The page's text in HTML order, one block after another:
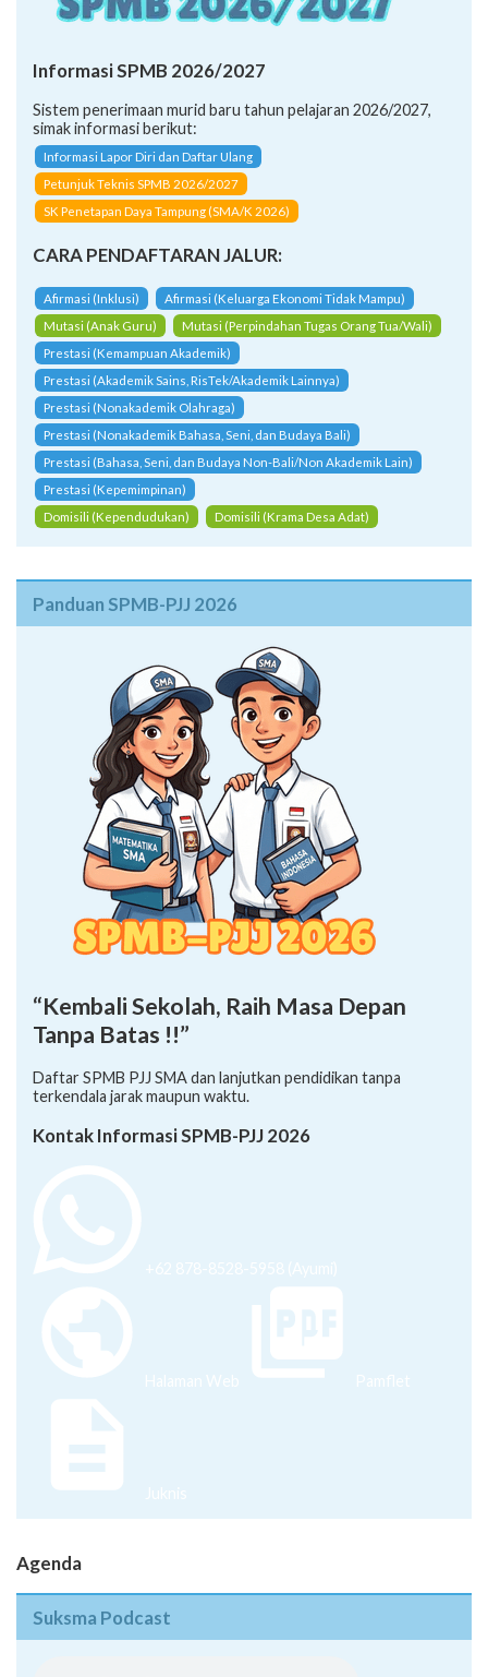
Informasi SPMB 2026/2027
Sistem penerimaan murid baru tahun pelajaran 2026/2027,
simak informasi berikut:
Informasi Lapor Diri dan Daftar Ulang
Petunjuk Teknis SPMB 2026/2027
SK Penetapan Daya Tampung (SMA/K 2026)
CARA PENDAFTARAN JALUR:
Afirmasi (Inklusi)
Afirmasi (Keluarga Ekonomi Tidak Mampu)
Mutasi (Anak Guru)
Mutasi (Perpindahan Tugas Orang Tua/Wali)
Prestasi (Kemampuan Akademik)
Prestasi (Akademik Sains, RisTek/Akademik Lainnya)
Prestasi (Nonakademik Olahraga)
Prestasi (Nonakademik Bahasa, Seni, dan Budaya Bali)
Prestasi (Bahasa, Seni, dan Budaya Non-Bali/Non Akademik Lain)
Prestasi (Kepemimpinan)
Domisili (Kependudukan)
Domisili (Krama Desa Adat)
Panduan SPMB-PJJ 2026
“Kembali Sekolah, Raih Masa Depan
Tanpa Batas !!”
Daftar SPMB PJJ SMA dan lanjutkan pendidikan tanpa
terkendala jarak maupun waktu.
Kontak Informasi SPMB-PJJ 2026
+62 878-8528-5958 (Ayumi)
Halaman Web Pamflet
Juknis
Agenda
Suksma Podcast